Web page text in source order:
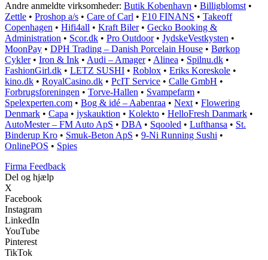
Andre anmeldte virksomheder: Butik Kobenhavn • Billigblomst •
Zettle • Proshop a/s • Care of Carl • F10 FINANS • Takeoff
Copenhagen • Hifi4all • Kraft Biler• Gecko Booking &
Administration • Scor.dk • Pro Outdoor• JydskeVestkysten •
MoonPay • DPH Trading – Danish Porcelain House • Børkop
Cykler• Iron & Ink • Audi – Amager• Alinea • Spilnu.dk •
FashionGirl.dk • LETZ SUSHI • Roblox • Eriks Koreskole •
kino.dk • RoyalCasino.dk • PcIT Service • Calle GmbH •
Forbrugsforeningen • Torve-Hallen • Svampefarm •
Spelexperten.com • Bog & idé – Aabenraa • Next • Flowering
Denmark • Capa • jyskauktion • Kolekto • HelloFresh Danmark •
AutoMester – FM Auto ApS • DBA • Sqooled • Lufthansa • St.
Binderup Kro • Smuk-Beton ApS • 9-Ni Running Sushi •
OnlinePOS • Spies
Firma Feedback
Del og hjælp
X
Facebook
Instagram
LinkedIn
YouTube
Pinterest
TikTok